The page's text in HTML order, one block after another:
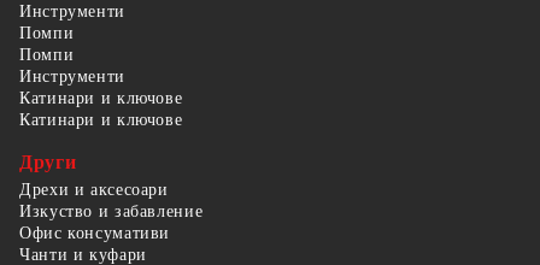
Инструменти
Помпи
Помпи
Инструменти
Катинари и ключове
Катинари и ключове
Други
Дрехи и аксесоари
Изкуство и забавление
Офис консумативи
Чанти и куфари